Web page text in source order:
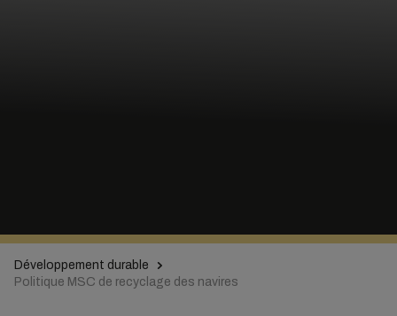
Développement durable
Politique MSC de recyclage des navires